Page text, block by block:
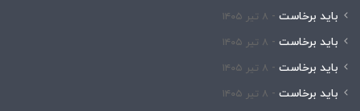
باید برخاست ۸ تیر ۱۴۰۵
باید برخاست ۸ تیر ۱۴۰۵
باید برخاست ۸ تیر ۱۴۰۵
باید برخاست ۸ تیر ۱۴۰۵